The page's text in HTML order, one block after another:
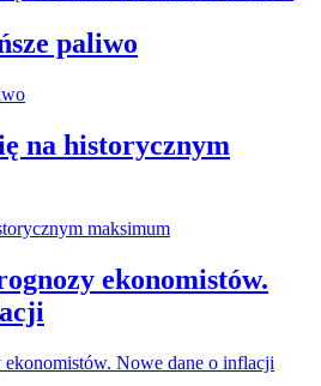
paliwo
na historycznym
ekonomistów.